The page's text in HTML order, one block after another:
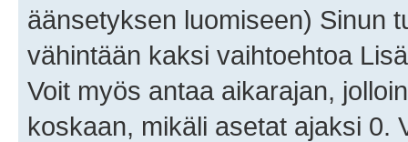
äänsetyksen luomiseen) Sinun
vähintään kaksi vaihtoehtoa
Voit myös antaa aikarajan,
koskaan, mikäli asetat ajaksi 0.